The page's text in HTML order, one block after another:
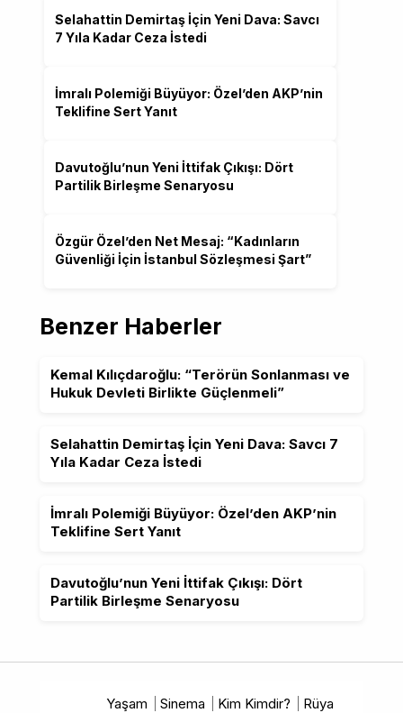
Selahattin Demirtaş İçin Yeni Dava: Savcı
7 Yıla Kadar Ceza İstedi
İmralı Polemiği Büyüyor: Özel’den AKP’nin
Teklifine Sert Yanıt
Davutoğlu’nun Yeni İttifak Çıkışı: Dört
Partilik Birleşme Senaryosu
Özgür Özel’den Net Mesaj: “Kadınların
Güvenliği İçin İstanbul Sözleşmesi Şart”
Benzer Haberler
Kemal Kılıçdaroğlu: “Terörün Sonlanması ve
Hukuk Devleti Birlikte Güçlenmeli”
Selahattin Demirtaş İçin Yeni Dava: Savcı 7
Yıla Kadar Ceza İstedi
İmralı Polemiği Büyüyor: Özel’den AKP’nin
Teklifine Sert Yanıt
Davutoğlu’nun Yeni İttifak Çıkışı: Dört
Partilik Birleşme Senaryosu
Yaşam Sinema Kim Kimdir? Rüya